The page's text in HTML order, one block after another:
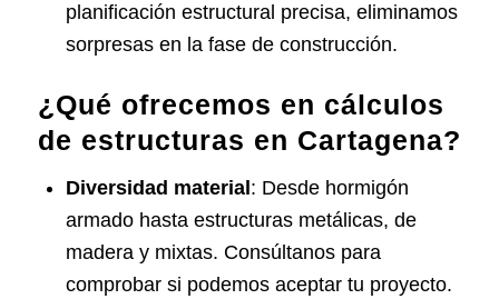
planificación estructural precisa, eliminamos
sorpresas en la fase de construcción.
¿Qué ofrecemos en cálculos
de estructuras en Cartagena?
Diversidad material : Desde hormigón
armado hasta estructuras metálicas, de
madera y mixtas. Consúltanos para
comprobar si podemos aceptar tu proyecto.